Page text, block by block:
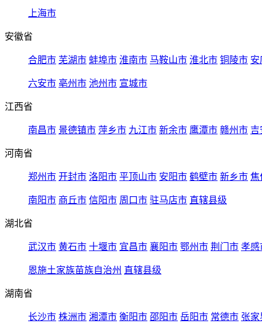
上海市
安徽省
合肥市 芜湖市 蚌埠市 淮南市 马鞍山市 淮北市 铜陵市 安
六安市 亳州市 池州市 宣城市
江西省
南昌市 景德镇市 萍乡市 九江市 新余市 鹰潭市 赣州市 吉
河南省
郑州市 开封市 洛阳市 平顶山市 安阳市 鹤壁市 新乡市 焦
南阳市 商丘市 信阳市 周口市 驻马店市 直辖县级
湖北省
武汉市 黄石市 十堰市 宜昌市 襄阳市 鄂州市 荆门市 孝感
恩施土家族苗族自治州 直辖县级
湖南省
长沙市 株洲市 湘潭市 衡阳市 邵阳市 岳阳市 常德市 张家